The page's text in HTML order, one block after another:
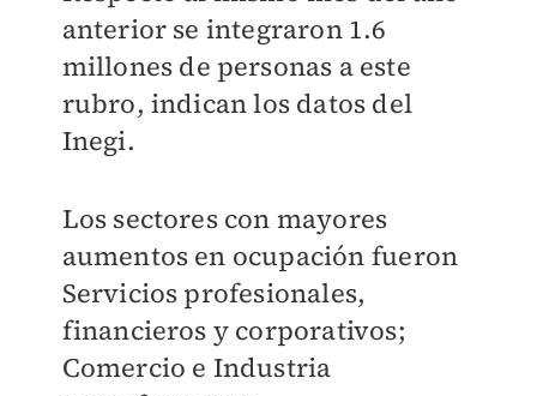
anterior se integraron 1.6
millones de personas a este
rubro, indican los datos del
Inegi.
Los sectores con mayores
aumentos en ocupación fueron
Servicios profesionales,
financieros y corporativos;
Comercio e Industria